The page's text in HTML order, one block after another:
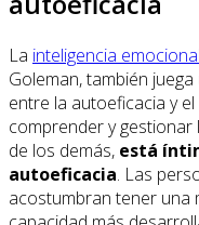
La inteligencia emocional
Goleman, también
entre la autoeficacia y
comprender y
de los demás, está
autoeficacia. Las
acostumbran tener una